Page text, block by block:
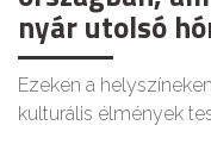
nyár utolsó
Ezeken a
kulturális élmények